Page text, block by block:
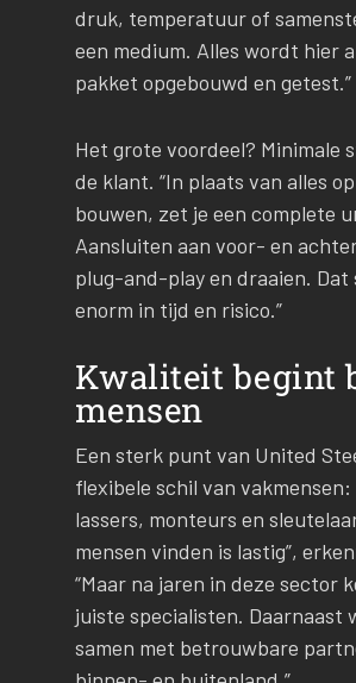
druk, temperatuur of
een medium. Alles wordt hier
pakket opgebouwd en getest.”
Het grote voordeel? Minimale
de klant. “In plaats van alles
bouwen, zet je een complete
Aansluiten aan voor- en
plug-and-play en draaien. Dat
enorm in tijd en risico.”
Kwaliteit begint
mensen
Een sterk punt van United
flexibele schil van
lassers, monteurs en
mensen vinden is lastig”,
“Maar na jaren in deze sector
juiste specialisten. Daarnaast
samen met betrouwbare